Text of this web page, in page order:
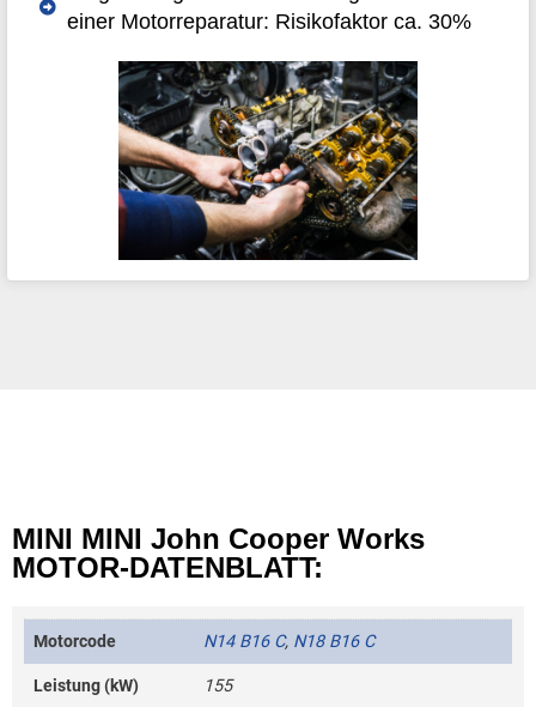
einer Motorreparatur: Risikofaktor ca. 30%
MINI MINI John Cooper Works
MOTOR-DATENBLATT:
Motorcode N14 B16 C, N18 B16 C
Leistung (kW) 155